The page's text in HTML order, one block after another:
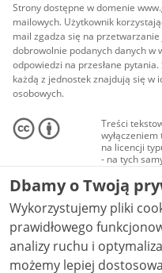
Strony dostępne w domenie
mailowych. Użytkownik
mail zgadza się na
dobrowolnie podanych danych w
odpowiedzi na przesłane
każdą z jednostek znajdują się w
osobowych.
Treści
na licencji
- na tych
Materiały
audio i
Creative
NC-ND 4.0),
Dbamy o Twoją
Wykorzystujemy pliki
prawidłowego
analizy ruchu i optymalizacji
możemy lepiej